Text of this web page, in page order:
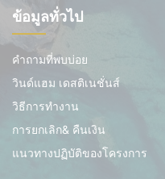
ข้อมูลทั่วไป
คำถามที่พบบ่อย
วินด์แฮม เดสติเนชั่นส์
วิธีการทำงาน
การยกเลิก& คืนเงิน
แนวทางปฏิบัติของโครงการ